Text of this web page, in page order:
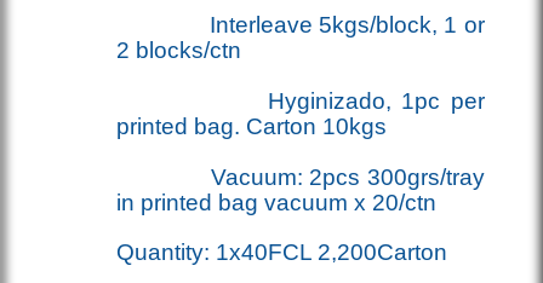
Interleave 5kgs/block, 1 or
2 blocks/ctn
Hyginizado, 1pc per
printed bag. Carton 10kgs
Vacuum: 2pcs 300grs/tray
in printed bag vacuum x 20/ctn
Quantity: 1x40FCL 2,200Carton